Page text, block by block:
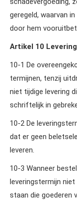
geregeld, waarvan
door hem
Artikel 10
10‑1 De
termijnen, tenzij
niet tijdige levering
schriftelijk in
10‑2 De
dat er geen
leveren.
10‑3 Wanneer
leveringstermijn
staan die goederen